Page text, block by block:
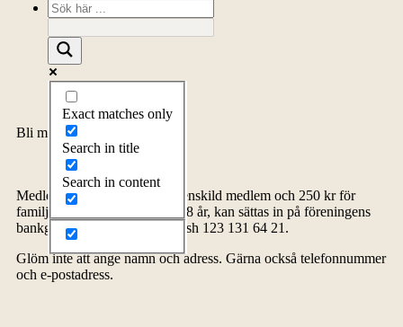
Exact matches only
Search in title
Search in content
Bli medlem
Medlemsavgiften, 150 kr för enskild medlem och 250 kr för
familj inklusive barn upp till 18 år, kan sättas in på föreningens
bankgiro 5278-4576 eller Swish 123 131 64 21.
Glöm inte att ange namn och adress. Gärna också telefonnummer
och e-postadress.